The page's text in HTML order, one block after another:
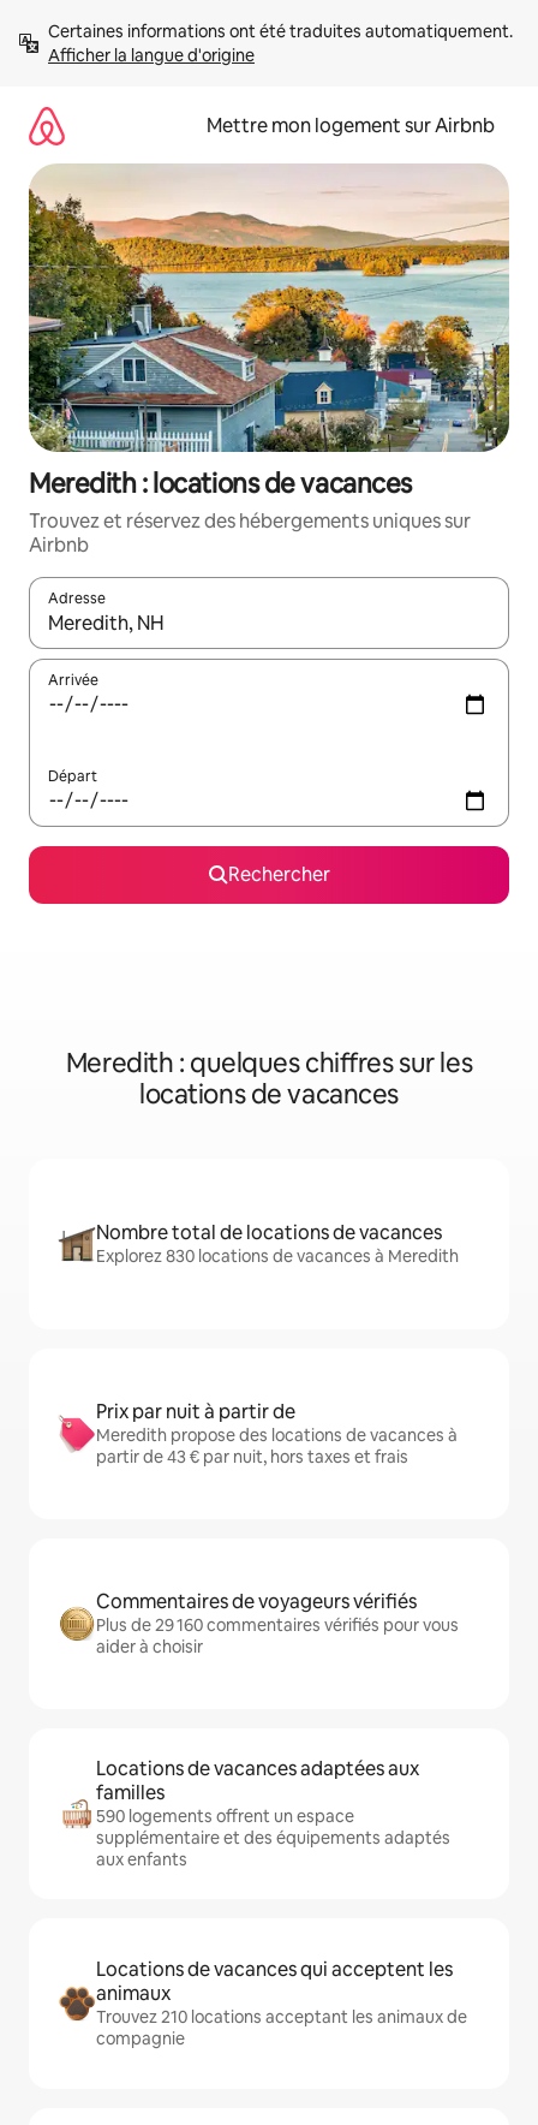
directement
Afficher la langue d'origine
Mettre mon logement sur Airbnb
Meredith : locations de vacances
Trouvez et réservez des hébergements uniques sur
Airbnb
Adresse
Lorsque les résultats s'affichent, utilisez les flèches vers le
Arrivée
Départ
Rechercher
Meredith : quelques chiffres sur les
locations de vacances
Nombre total de locations de vacances
Explorez 830 locations de vacances à Meredith
Prix par nuit à partir de
Meredith propose des locations de vacances à
partir de 43 € par nuit, hors taxes et frais
Commentaires de voyageurs vérifiés
Plus de 29 160 commentaires vérifiés pour vous
aider à choisir
Locations de vacances adaptées aux
familles
590 logements offrent un espace
supplémentaire et des équipements adaptés
aux enfants
Locations de vacances qui acceptent les
animaux
Trouvez 210 locations acceptant les animaux de
compagnie